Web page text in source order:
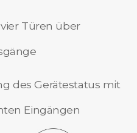
Türen über
des Gerätestatus mit
Eingängen